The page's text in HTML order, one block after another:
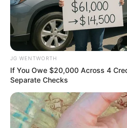
อะไรที่ชาว ราศีธนู ต้องการเพื่อ
ได้ทุกสถานการณ์ และไม่ทำให้เข
ร้อนถึงตัวเขา สำหรับคนรักของช
ยอมรับในนิสัยที่รักอิสระเสรีขอ
หรืออ่อนไหวกับอะไรง่ายๆ ชอ
คุณเป็นอย่างที่เขาต้องการหรือ
เป็นทั้งเพื่อนและคนรักของเขาด้
เรื่องบนเตียง กับ ราศีมังกร
JG WENTWORTH
If You Owe $20,000 Across 4
Separate Checks